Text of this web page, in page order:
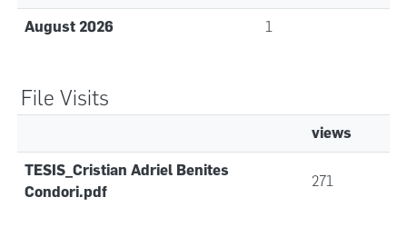
August 2026 1
File Visits
views
TESIS_Cristian Adriel Benites
Condori.pdf
271